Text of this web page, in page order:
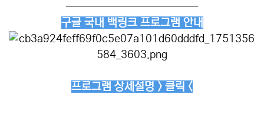
──────────────
구글 국내 백링크 프로그램 안내
프로그램 상세설명 > 클릭 <